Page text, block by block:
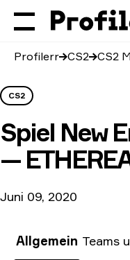
Profilerr CS2 CS2
CS2
Spiel New
—
Juni 09, 2020
Allgemein Teams